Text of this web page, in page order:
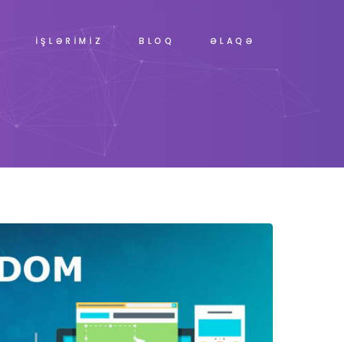
İŞLƏRİMİZ BLOQ ƏLAQƏ